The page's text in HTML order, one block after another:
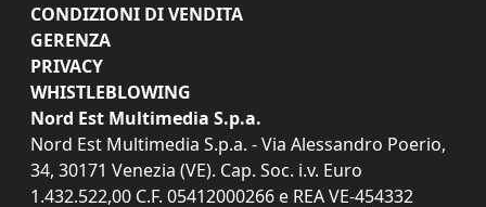
CONDIZIONI DI VENDITA
GERENZA
PRIVACY
WHISTLEBLOWING
Nord Est Multimedia S.p.a.
Nord Est Multimedia S.p.a. - Via Alessandro Poerio,
34, 30171 Venezia (VE). Cap. Soc. i.v. Euro
1.432.522,00 C.F. 05412000266 e REA VE-454332